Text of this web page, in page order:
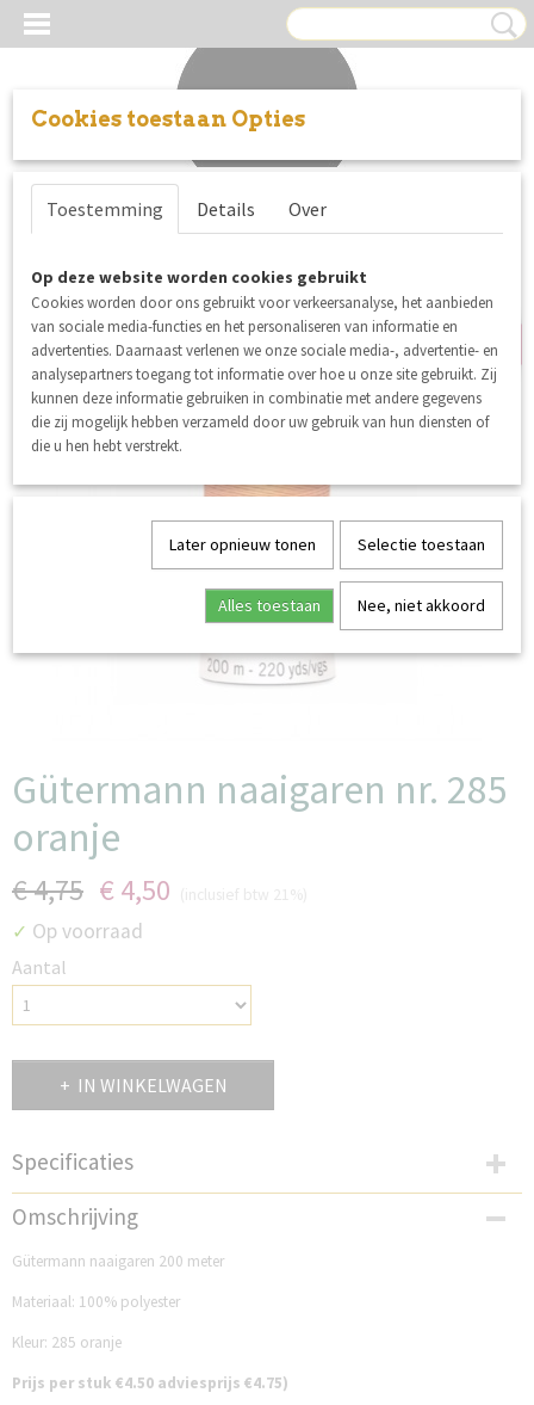
Inloggen Registreren
5% korting
Gütermann naaigaren nr. 285
oranje
€ 4,75 € 4,50
✓ Op voorraad
Aantal
IN WINKELWAGEN
Specificaties
Productcode
GM200N285
Omschrijving
Gütermann naaigaren 200 meter
Materiaal: 100% polyester
Kleur: 285 oranje
Prijs per stuk €4.50 adviesprijs €4.75)
Cookies toestaan Opties
Toestemming Details Over
Op deze website worden cookies gebruikt
Cookies worden door ons gebruikt voor verkeersanalyse, het aanbieden
van sociale media-functies en het personaliseren van informatie en
advertenties. Daarnaast verlenen we onze sociale media-, advertentie- en
analysepartners toegang tot informatie over hoe u onze site gebruikt. Zij
kunnen deze informatie gebruiken in combinatie met andere gegevens
die zij mogelijk hebben verzameld door uw gebruik van hun diensten of
die u hen hebt verstrekt.
Later opnieuw tonen Selectie toestaan
Alles toestaan Nee, niet akkoord